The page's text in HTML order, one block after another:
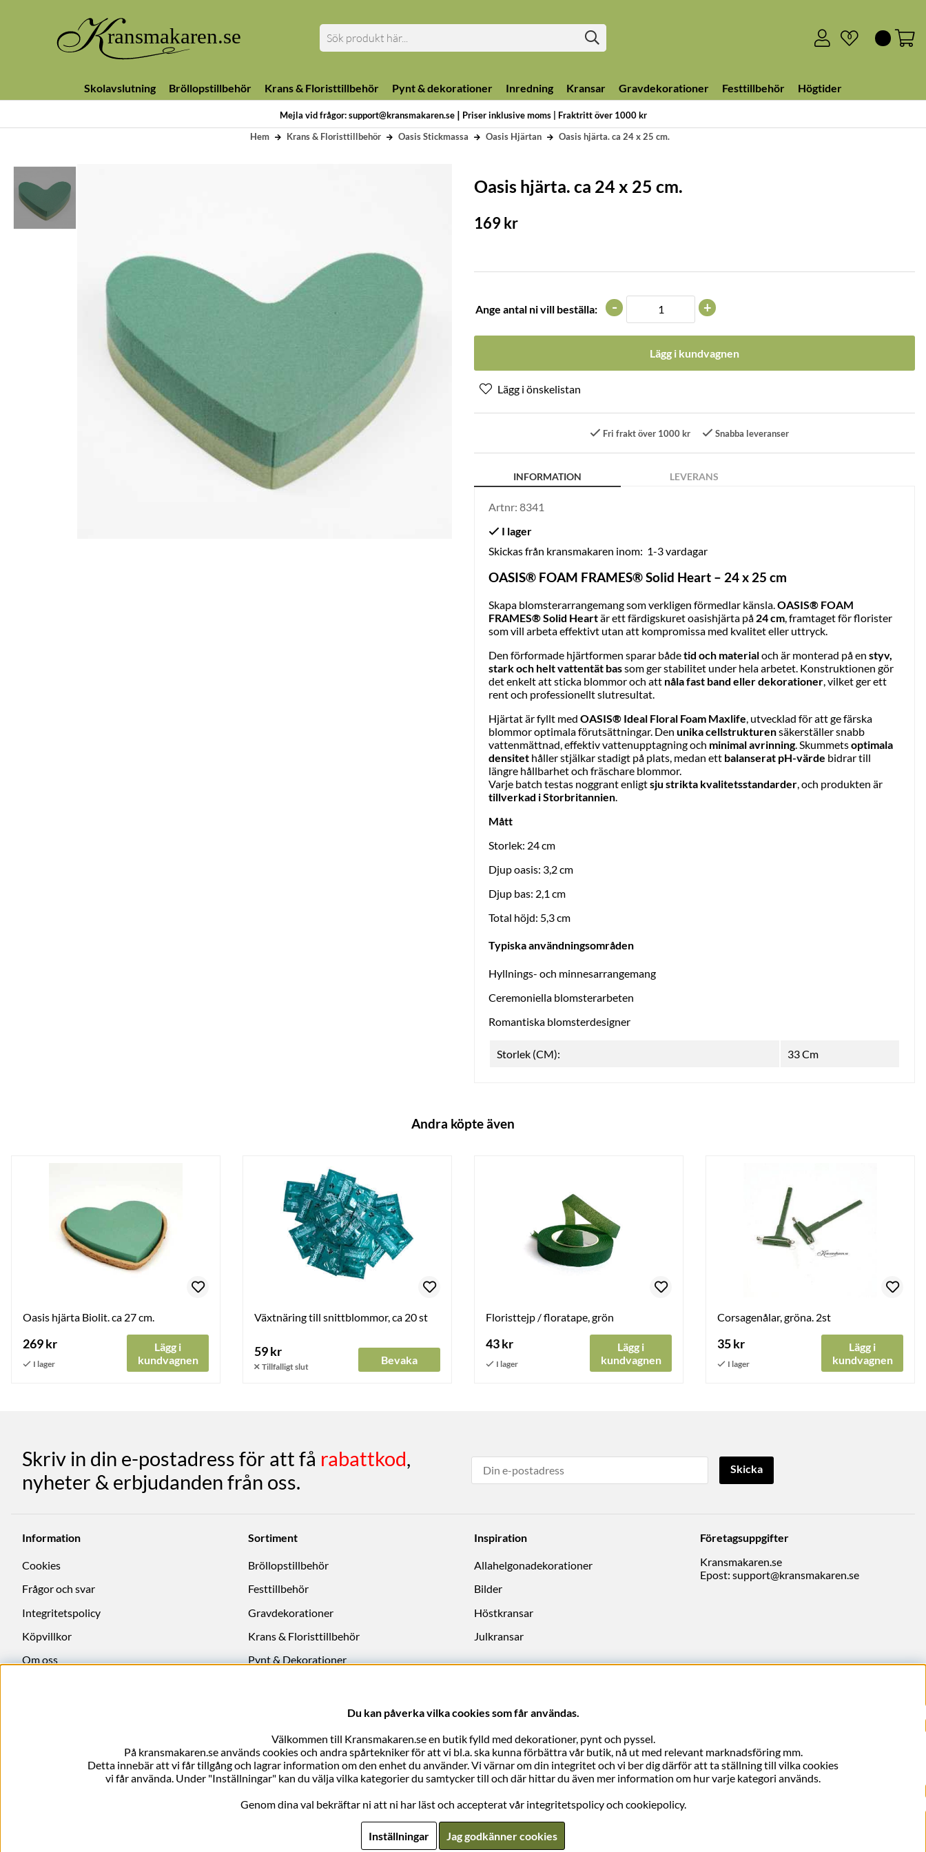
Mejla vid frågor: support@kransmakaren.se| Priser inklusive moms | Fraktritt över 1000 kr
0
Skolavslutning Bröllopstillbehör Krans & Floristtillbehör Pynt & dekorationer Inredning Kransar Gravdekorationer Festtillbehör Högtider
Hem Krans & Floristtillbehör Oasis Stickmassa Oasis Hjärtan Oasis hjärta. ca 24 x 25 cm.
Oasis hjärta. ca 24 x 25 cm.
169kr
Ange antal ni vill beställa: +
-
Lägg i kundvagnen
Fri frakt över 1000 kr Snabba leveranser
INFORMATION LEVERANS
Artnr: 8341
Skickas från kransmakaren inom: 1-3 vardagar
OASIS® FOAM FRAMES® Solid Heart – 24 x 25 cm
Skapa blomsterarrangemang som verkligen förmedlar känsla.OASIS® FOAM
FRAMES® Solid Heartär ett färdigskuret oasishjärta på 24 cm, framtaget för florister
som vill arbeta effektivt utan att kompromissa med kvalitet eller uttryck.
Den förformade hjärtformen sparar bådetid och materialoch är monterad på en styv,
stark och helt vattentät bassom ger stabilitet under hela arbetet. Konstruktionen gör
det enkelt att sticka blommor och att nåla fast band eller dekorationer, vilket ger ett
rent och professionellt slutresultat.
Hjärtat är fyllt med OASIS® Ideal Floral Foam Maxlife, utvecklad för att ge färska
blommor optimala förutsättningar. Den unika cellstrukturensäkerställer snabb
vattenmättnad, effektiv vattenupptagning och minimal avrinning. Skummetsoptimala
densitet håller stjälkar stadigt på plats, medan ett balanserat pH-värde bidrar till
längre hållbarhet och fräschare blommor.
Varje batch testas noggrant enligtsju strikta kvalitetsstandarder, och produkten är
tillverkad i Storbritannien.
Mått
Storlek: 24 cm
Djup oasis: 3,2 cm
Djup bas: 2,1 cm
Total höjd: 5,3 cm
Typiska användningsområden
Hyllnings- och minnesarrangemang
Ceremoniella blomsterarbeten
Romantiska blomsterdesigner
Storlek (CM): 33 Cm
Andra köpte även
Oasis hjärta Biolit. ca 27 cm.
269 kr
Lägg i
kundvagnen
Växtnäring till snittblommor, ca 20 st
59 kr
Bevaka
Floristtejp / floratape, grön
43 kr
Lägg i
kundvagnen
Corsagenålar, gröna. 2st
35 kr
Lägg i
kundvagnen
Skriv in din e-postadress för att få rabattkod,
nyheter & erbjudanden från oss.
Skicka
Information
Cookies
Frågor och svar
Integritetspolicy
Köpvillkor
Om oss
Sortiment
Bröllopstillbehör
Festtillbehör
Gravdekorationer
Krans & Floristtillbehör
Pynt & Dekorationer
Inspiration
Allahelgonadekorationer
Bilder
Höstkransar
Julkransar
Företagsuppgifter
Kransmakaren.se
Epost: support@kransmakaren.se
Du kan påverka vilka cookies som får användas.
Välkommen till Kransmakaren.se en butik fylld med dekorationer, pynt och pyssel.
På kransmakaren.se används cookies och andra spårtekniker för att vi bl.a. ska kunna förbättra vår butik, nå ut med relevant marknadsföring mm.
Detta innebär att vi får tillgång och lagrar information om den enhet du använder. Vi värnar om din integritet och vi ber dig därför att ta ställning till vilka cookies
vi får använda. Under "Inställningar" kan du välja vilka kategorier du samtycker till och där hittar du även mer information om hur varje kategori används.
Genom dina val bekräftar ni att ni har läst och accepterat vår integritetspolicy och cookiepolicy.
Inställningar Jag godkänner cookies